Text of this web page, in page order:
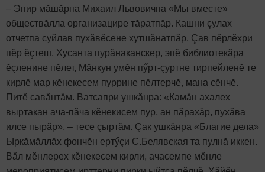
– Эпир мăшăрпа Михаил Львовичпа «Мы вместе»
обществăлла организацире тăратпăр. Кашни çулах
отчетпа суйлав пухăвӗсене хутшăнатпăр. Çав пӗрлӗхри
пӗр ӗçтеш, Хусанта пурăнаканскер, эпӗ библиотекăра
ӗçленине пӗлет, Мăнкун умӗн пӳрт-çуртне тирпейленӗ те
кирлӗ мар кӗнекесем пуррине пӗлтерчӗ, мана сӗнчӗ.
Питӗ савăнтăм. Ватсапри ушкăнра: «Камăн ахалех
выртакан ача-пăча кӗнекисем пур, ан пăрахăр, пухăва
илсе пырăр», – тесе çыртăм. Çак ушкăнра «Благие дела»
Ыркăмăллăх фончӗн ертӳçи С.Белявская та пулнă иккен.
Вăл мӗнлерех кӗнекесем кирли, ачасемпе мӗнле